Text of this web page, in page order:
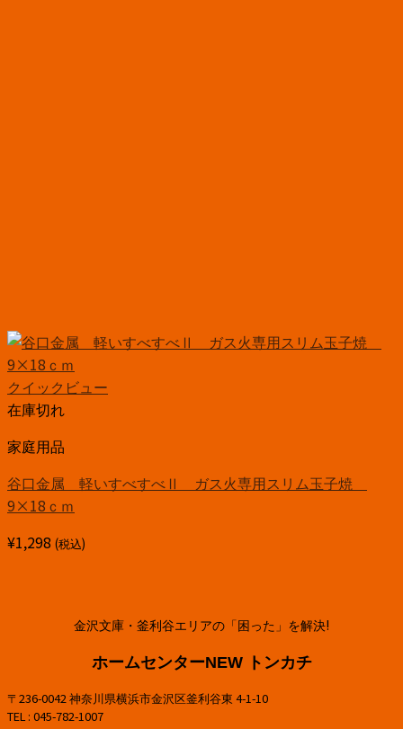
クイックビュー
在庫切れ
家庭用品
谷口金属 軽いすべすべⅡ ガス火専用スリム玉子焼
9×18ｃｍ
¥1,298 (税込)
金沢文庫・釜利谷エリアの「困った」を解決!
ホームセンターNEW トンカチ
〒236-0042 神奈川県横浜市金沢区釜利谷東 4-1-10
TEL : 045-782-1007